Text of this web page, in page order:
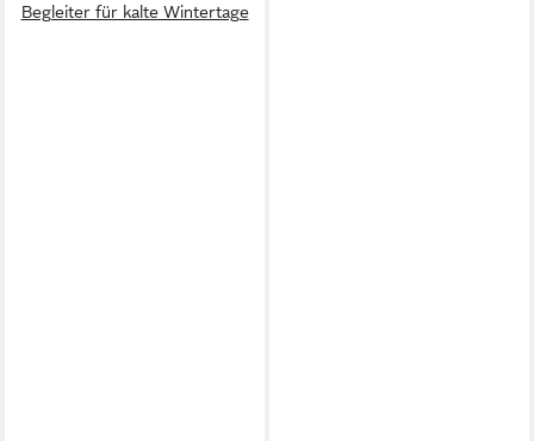
Begleiter für kalte Wintertage